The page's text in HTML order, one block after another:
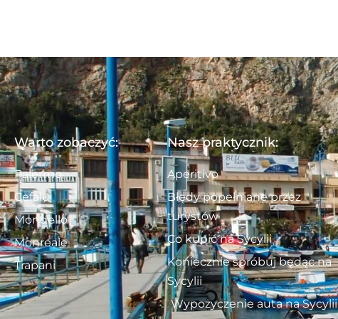
Warto zobaczyć:
Palermo
Cefalu
Mondello
Monreale
Trapani
Nasz praktycznik:
Aperitivo
Błędy popełniane przez
turystów
Co kupić na Sycylii
Koniecznie spróbuj będąc na
Sycylii
Wypożyczenie auta na Sycylii